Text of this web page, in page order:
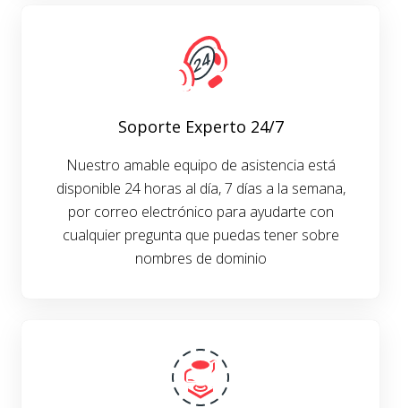
Soporte Experto 24/7
Nuestro amable equipo de asistencia está
disponible 24 horas al día, 7 días a la semana,
por correo electrónico para ayudarte con
cualquier pregunta que puedas tener sobre
nombres de dominio